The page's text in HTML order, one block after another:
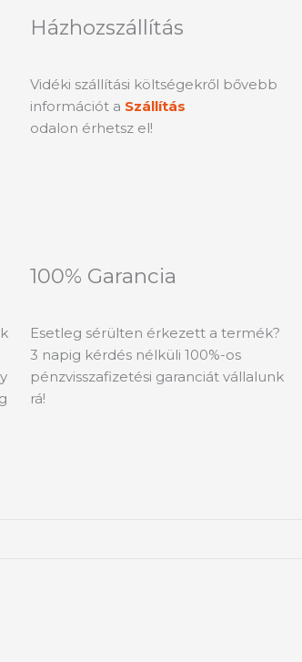
Házhozszállítás
Vidéki szállítási költségekről bővebb
információt a Szállítás
odalon érhetsz el!
100% Garancia
Esetleg sérülten érkezett a termék?
3 napig kérdés nélküli 100%-os
pénzvisszafizetési garanciát vállalunk
rá!